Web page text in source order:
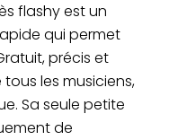
flashy est un
qui permet
précis et
les musiciens,
Sa seule petite
de